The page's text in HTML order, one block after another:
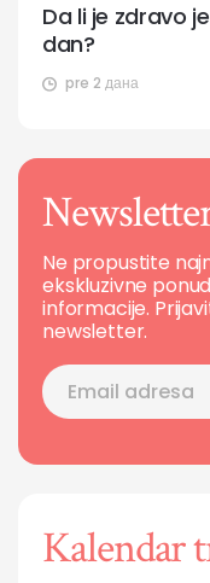
pre 2 дана
Da li je zdravo
dan?
Ne propustite
ekskluzivne
informacije.
newsletter.
Kalendar